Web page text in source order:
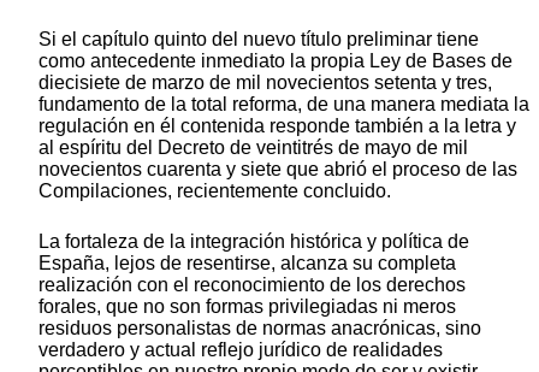
Si el capítulo quinto del nuevo título preliminar tiene
como antecedente inmediato la propia Ley de Bases de
diecisiete de marzo de mil novecientos setenta y tres,
fundamento de la total reforma, de una manera mediata la
regulación en él contenida responde también a la letra y
al espíritu del Decreto de veintitrés de mayo de mil
novecientos cuarenta y siete que abrió el proceso de las
Compilaciones, recientemente concluido.
La fortaleza de la integración histórica y política de
España, lejos de resentirse, alcanza su completa
realización con el reconocimiento de los derechos
forales, que no son formas privilegiadas ni meros
residuos personalistas de normas anacrónicas, sino
verdadero y actual reflejo jurídico de realidades